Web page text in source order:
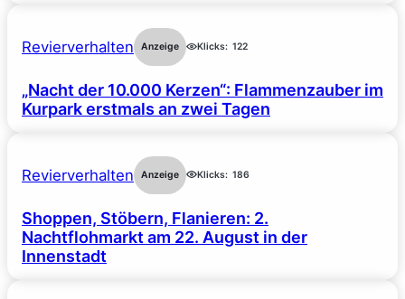
Revierverhalten Anzeige Klicks: 122
„Nacht der 10.000 Kerzen“: Flammenzauber im
Kurpark erstmals an zwei Tagen
Revierverhalten Anzeige Klicks: 186
Shoppen, Stöbern, Flanieren: 2.
Nachtflohmarkt am 22. August in der
Innenstadt